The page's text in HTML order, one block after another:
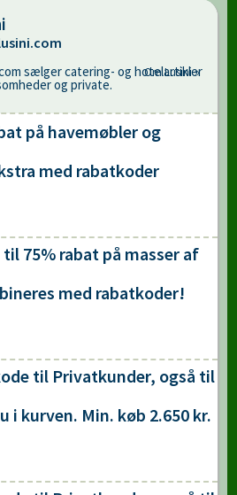
sælger catering- og hotelartikler
og private.
Om Lusini »
på havemøbler og
med rabatkoder
til 75% rabat på masser af
med rabatkoder!
til Privatkunder, også til
i kurven. Min. køb 2.650 kr.